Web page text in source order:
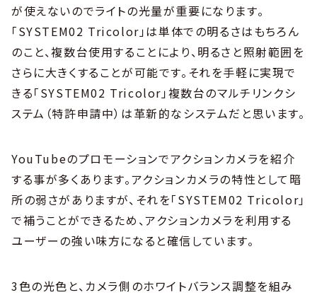
が使えないのでライトの光量が重要になります。
「SYSTEM02 Tricolor」は単体での明るさはもちろん
のこと、複数台使用することにより、明るさと照射範囲を
さらに大きくすることが可能です。それを手軽に実現で
きる「SYSTEM02 Tricolor」複数台のマルチリンクシ
ステム（特許申請中）は革新的なシステムだと思います。
YouTubeのプロモーションでアクションカメラを紹介
する事が多くあります。アクションカメラの特性として暗
所の弱さがありますが、それを「SYSTEM02 Tricolor」
で補うことができるため、アクションカメラを利用する
ユーザーの強い味方になると確信しています。
3色の光色と、カメラ側のホワイトバランス調整を組み